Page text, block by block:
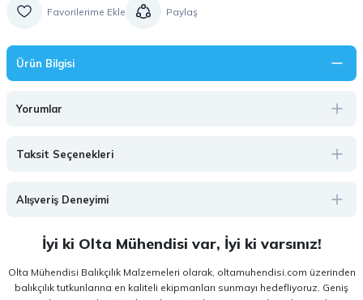
Paylaş
Ürün Bilgisi
Yorumlar
Taksit Seçenekleri
Alışveriş Deneyimi
İyi ki Olta Mühendisi var, İyi ki varsınız!
Olta Mühendisi Balıkçılık Malzemeleri olarak, oltamuhendisi.com üzerinden
balıkçılık tutkunlarına en kaliteli ekipmanları sunmayı hedefliyoruz. Geniş